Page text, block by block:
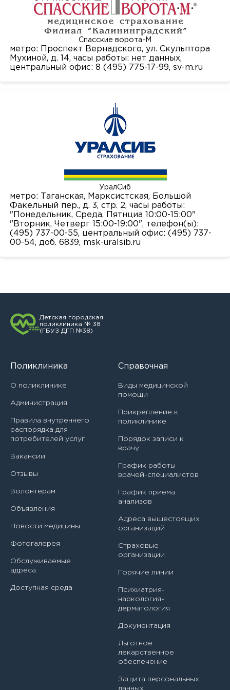
Спасские ворота-М
метро: Проспект Вернадского, ул. Скульптора
Мухиной, д. 14, часы работы: нет данных,
центральный офис: 8 (495) 775-17-99, sv-m.ru
УралСиб
метро: Таганская, Марксистская, Большой
Факельный пер., д. 3, стр. 2, часы работы:
"Понедельник, Среда, Пятнциа 10:00-15:00"
"Вторник, Четверг 15:00-19:00", телефон(ы):
(495) 737-00-55, центральный офис: (495) 737-
00-54, доб. 6839, msk-uralsib.ru
Детская городская
поликлиника № 38
(ГБУЗ ДГП №38)
Поликлиника
О поликлинике
Администрация
Правила внутреннего
распорядка для
потребителей услуг
Вакансии
Отзывы
Волонтерам
Объявления
Новости медицины
Фотогалерея
Обслуживаемые
адреса
Доступная среда
Справочная
Виды медицинской
помощи
Прикрепление к
поликлинике
Порядок записи к
врачу
График работы
врачей-специалистов
График приема
анализов
Адреса вышестоящих
организаций
Страховые
организации
Горячие линии
Психиатрия-
наркология-
дерматология
Документация
Льготное
лекарственное
обеспечение
Защита персональных
данных
Авилова Ирина Алексеевна
Акашева Вера Геннадьевна
Алексеенко Дарья Николаевна
Алиева Динара Романовна
Алиева Патимат Рабазангаджиевна
Алфёрова Алена Павловна
Амяго Алевтина Юрьевна
Ананичева Екатерина Владимировна
Андреева Юлия Константиновна
Атласова Елена Владимировна
Балехова Наталья Евгеньевна
Басова Александра Дмитриевна
Башева Анастасия Станиславовна
Бережная Елена Александровна
Бирюкова Александра Александровна
Богданова Ирина Владимировна
Бурмистрова Лина Романовна
Бусарова Лариса Васильевна
Васиева Разиля Хатмиевна
Филиал
Детская городская поликлиника № 38 Филиал № 1
Детская городская поликлиника № 38 Филиал № 2
Детская городская поликлиника № 38 Филиал № 3
Врач - детский кардиолог
Врач - детский уролог-андролог
Врач - детский эндокринолог
Врач по лечебной физкультуре
Врач ультразвуковой диагностики
Врач-гастроэнтеролог
Врач-методист
Врач-невролог
Врач-оториноларинголог
Врач-офтальмолог
Врач-педиатр участковый
Врач-ревматолог
Врач-травматолог-ортопед
Главная медицинская сестра (медбрат)
Заведующий кабинетом организационно-
методической и клинико-экспертной работы врач-
Заведующий консультативно-диагностическим
отделением - врач-невролог
ЗАПИСАТЬСЯ НА ПРИЕМ
Я даю согласие наобработку персональных данных
обработку персональных данных